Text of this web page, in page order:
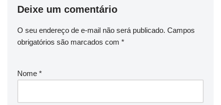
Deixe um comentário
O seu endereço de e-mail não será publicado. Campos
obrigatórios são marcados com *
Nome *